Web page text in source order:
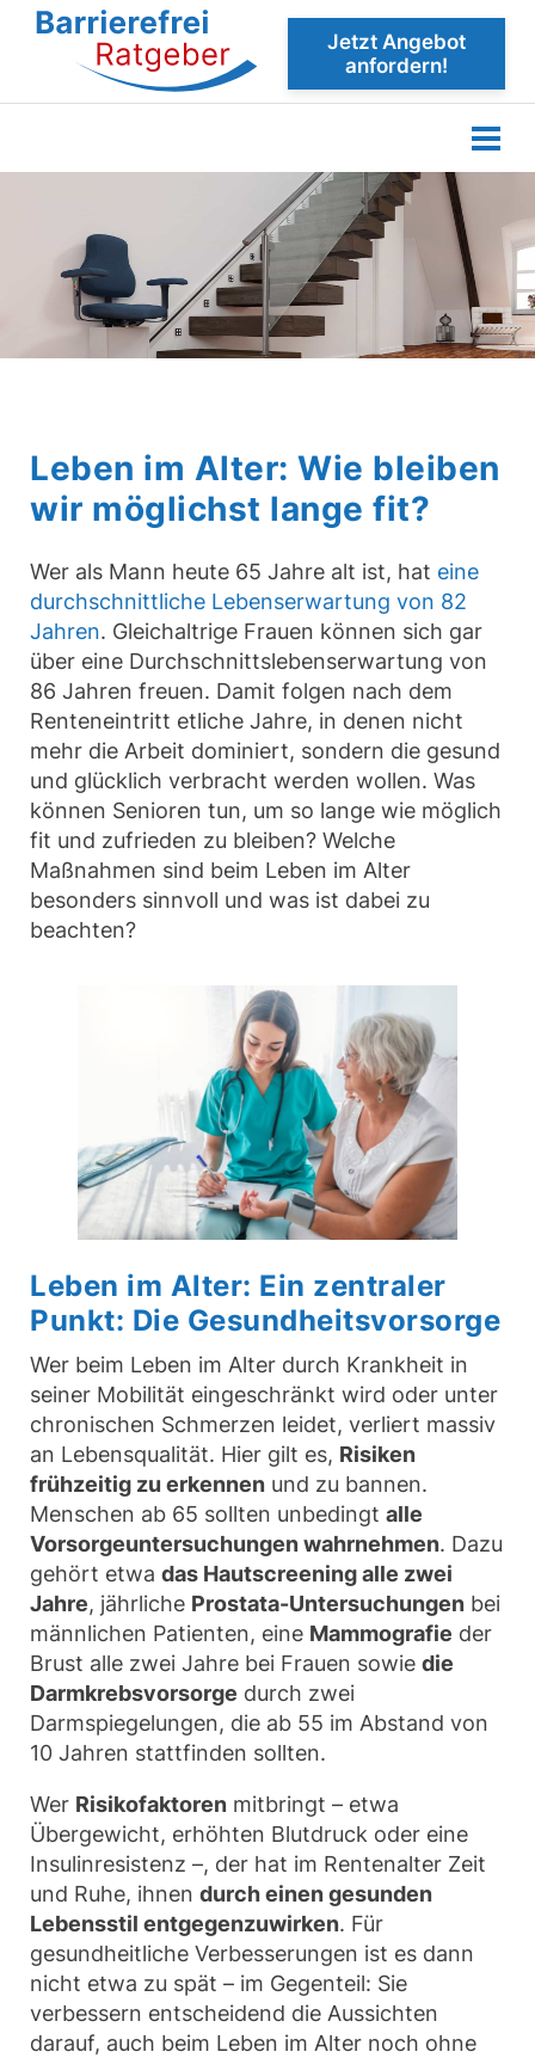
Jetzt Angebot
anfordern!
Leben im Alter: Wie bleiben
wir möglichst lange fit?
Wer als Mann heute 65 Jahre alt ist, hat eine
durchschnittliche Lebenserwartung von 82
Jahren. Gleichaltrige Frauen können sich gar
über eine Durchschnittslebenserwartung von
86 Jahren freuen. Damit folgen nach dem
Renteneintritt etliche Jahre, in denen nicht
mehr die Arbeit dominiert, sondern die gesund
und glücklich verbracht werden wollen. Was
können Senioren tun, um so lange wie möglich
fit und zufrieden zu bleiben? Welche
Maßnahmen sind beim Leben im Alter
besonders sinnvoll und was ist dabei zu
beachten?
Leben im Alter: Ein zentraler
Punkt: Die Gesundheitsvorsorge
Wer beim Leben im Alter durch Krankheit in
seiner Mobilität eingeschränkt wird oder unter
chronischen Schmerzen leidet, verliert massiv
an Lebensqualität. Hier gilt es, Risiken
frühzeitig zu erkennen und zu bannen.
Menschen ab 65 sollten unbedingt alle
Vorsorgeuntersuchungen wahrnehmen. Dazu
gehört etwa das Hautscreening alle zwei
Jahre, jährliche Prostata-Untersuchungen bei
männlichen Patienten, eine Mammografie der
Brust alle zwei Jahre bei Frauen sowie die
Darmkrebsvorsorge durch zwei
Darmspiegelungen, die ab 55 im Abstand von
10 Jahren stattfinden sollten.
Wer Risikofaktoren mitbringt – etwa
Übergewicht, erhöhten Blutdruck oder eine
Insulinresistenz –, der hat im Rentenalter Zeit
und Ruhe, ihnen durch einen gesunden
Lebensstil entgegenzuwirken. Für
gesundheitliche Verbesserungen ist es dann
nicht etwa zu spät – im Gegenteil: Sie
verbessern entscheidend die Aussichten
darauf, auch beim Leben im Alter noch ohne